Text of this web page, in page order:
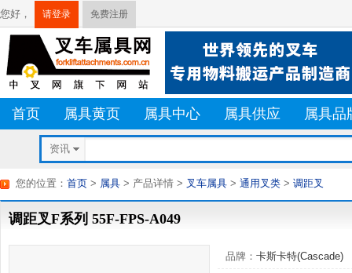
您好， 请登录 免费注册
首页 属具黄页 属具中心 属具供应 属具品
资讯
您的位置： 首页 > 属具 > 叉车属具 > 通用叉类 > 调距叉
> 产品详情
调距叉F系列 55F-FPS-A049
品牌： 卡斯卡特(Cascade)